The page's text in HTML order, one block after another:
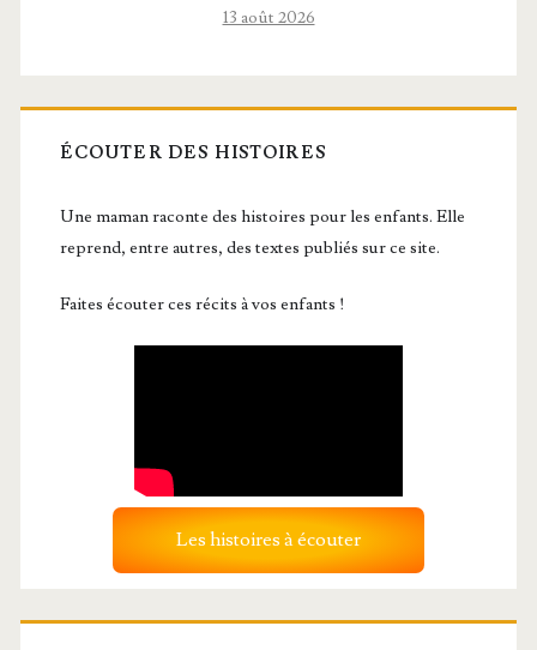
13 août 2026
ÉCOUTER DES HISTOIRES
Une maman raconte des histoires pour les enfants. Elle
reprend, entre autres, des textes publiés sur ce site.
Faites écouter ces récits à vos enfants !
Les histoires à écouter